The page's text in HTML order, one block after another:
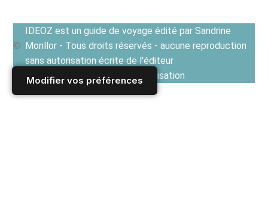
Modifier vos préférences
IDEOZ est un guide de voyage édité par Sandrine
Monllor - Tous droits réservés - aucune reproduction
sans autorisation écrite de l'éditeur
Voir les Conditions générales d'utilisation